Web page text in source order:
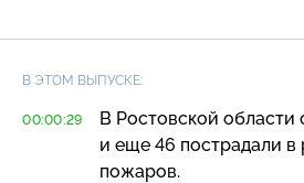
В ЭТОМ ВЫПУСКЕ:
00:00:29
В Ростовской области
и еще 46 пострадали в
пожаров.